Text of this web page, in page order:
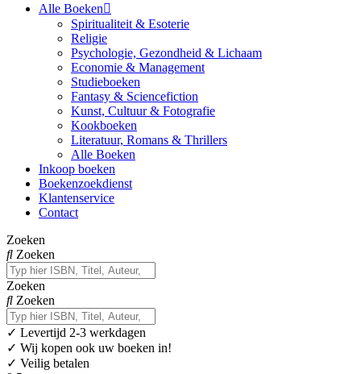
Alle Boeken
Spiritualiteit & Esoterie
Religie
Psychologie, Gezondheid & Lichaam
Economie & Management
Studieboeken
Fantasy & Sciencefiction
Kunst, Cultuur & Fotografie
Kookboeken
Literatuur, Romans & Thrillers
Alle Boeken
Inkoop boeken
Boekenzoekdienst
Klantenservice
Contact
Zoeken
Zoeken
Zoeken
Zoeken
✓ Levertijd 2-3 werkdagen
✓ Wij kopen ook uw boeken in!
✓ Veilig betalen